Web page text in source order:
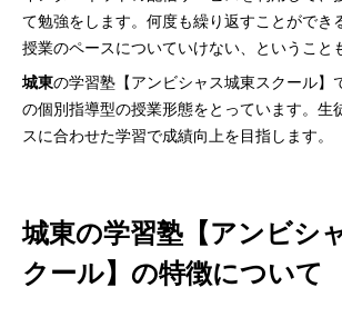
て勉強をします。何度も繰り返すことができ
授業のペースについていけない、ということ
城東の学習塾【アンビシャス城東スクール】
の個別指導型の授業形態をとっています。生
スに合わせた学習で成績向上を目指します。
城東の学習塾【アンビシ
クール】の特徴について